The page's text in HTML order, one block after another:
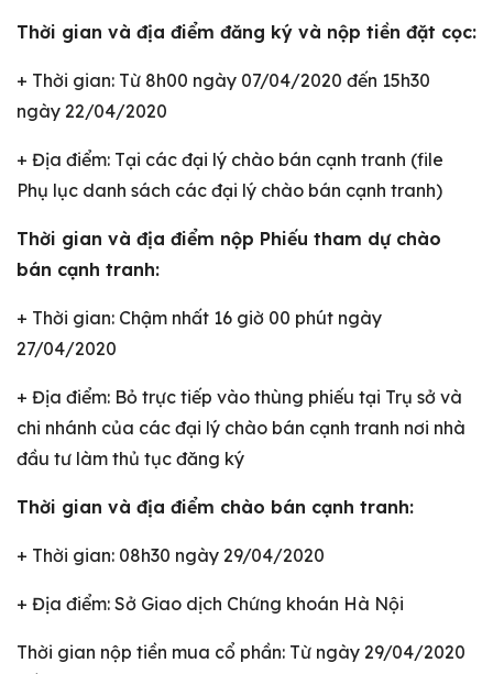
Thời gian và địa điểm đăng ký và nộp tiền đặt cọc:
+ Thời gian: Từ 8h00 ngày 07/04/2020 đến 15h30
ngày 22/04/2020
+ Địa điểm: Tại các đại lý chào bán cạnh tranh (file
Phụ lục danh sách các đại lý chào bán cạnh tranh)
Thời gian và địa điểm nộp Phiếu tham dự chào
bán cạnh tranh:
+ Thời gian: Chậm nhất 16 giờ 00 phút ngày
27/04/2020
+ Địa điểm: Bỏ trực tiếp vào thùng phiếu tại Trụ sở và
chi nhánh của các đại lý chào bán cạnh tranh nơi nhà
đầu tư làm thủ tục đăng ký
Thời gian và địa điểm chào bán cạnh tranh:
+ Thời gian: 08h30 ngày 29/04/2020
+ Địa điểm: Sở Giao dịch Chứng khoán Hà Nội
Thời gian nộp tiền mua cổ phần: Từ ngày 29/04/2020